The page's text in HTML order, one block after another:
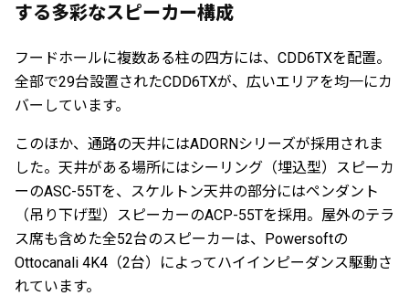
する多彩なスピーカー構成
フードホールに複数ある柱の四方には、CDD6TXを配置。
全部で29台設置されたCDD6TXが、広いエリアを均一にカ
バーしています。
このほか、通路の天井にはADORNシリーズが採用されま
した。天井がある場所にはシーリング（埋込型）スピーカ
ーのASC-55Tを、スケルトン天井の部分にはペンダント
（吊り下げ型）スピーカーのACP-55Tを採用。屋外のテラ
ス席も含めた全52台のスピーカーは、Powersoftの
Ottocanali 4K4（2台）によってハイインピーダンス駆動さ
れています。